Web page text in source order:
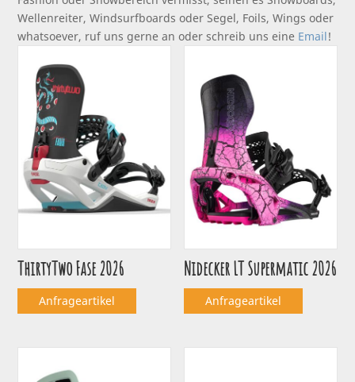
Wellenreiter, Windsurfboards oder Segel, Foils, Wings oder
whatsoever, ruf uns gerne an oder schreib uns eine Email!
ThirtyTwo Fase 2026
Anfrageartikel
Nidecker LT Supermatic 2026
Anfrageartikel